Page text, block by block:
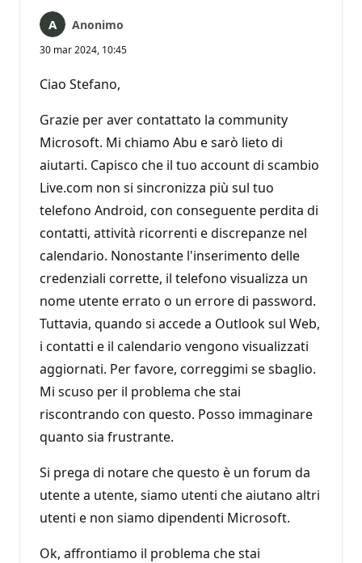
Anonimo
30 mar 2024, 10:45
Ciao Stefano,
Grazie per aver contattato la community
Microsoft. Mi chiamo Abu e sarò lieto di
aiutarti. Capisco che il tuo account di scambio
Live.com non si sincronizza più sul tuo
telefono Android, con conseguente perdita di
contatti, attività ricorrenti e discrepanze nel
calendario. Nonostante l'inserimento delle
credenziali corrette, il telefono visualizza un
nome utente errato o un errore di password.
Tuttavia, quando si accede a Outlook sul Web,
i contatti e il calendario vengono visualizzati
aggiornati. Per favore, correggimi se sbaglio.
Mi scuso per il problema che stai
riscontrando con questo. Posso immaginare
quanto sia frustrante.
Si prega di notare che questo è un forum da
utente a utente, siamo utenti che aiutano altri
utenti e non siamo dipendenti Microsoft.
Ok, affrontiamo il problema che stai